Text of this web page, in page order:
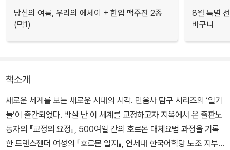
당신의 여름, 우리의 에세이 + 한입 맥주잔 2종
(택1)
8월 특별
바구니
책소개
새로운 세계를 보는 새로운 시대의 시각. 민음사 탐구 시리즈의 ‘일기
들’이 출간되었다. 박살 난 이 세계를 교정하고자 지옥에서 온 출판노
동자의 『교정의 요정』, 500여일 간의 호르몬 대체요법 과정을 기록
한 트랜스젠더 여성의 『호르몬 일지』, 연세대 한국어학당 노조 지부